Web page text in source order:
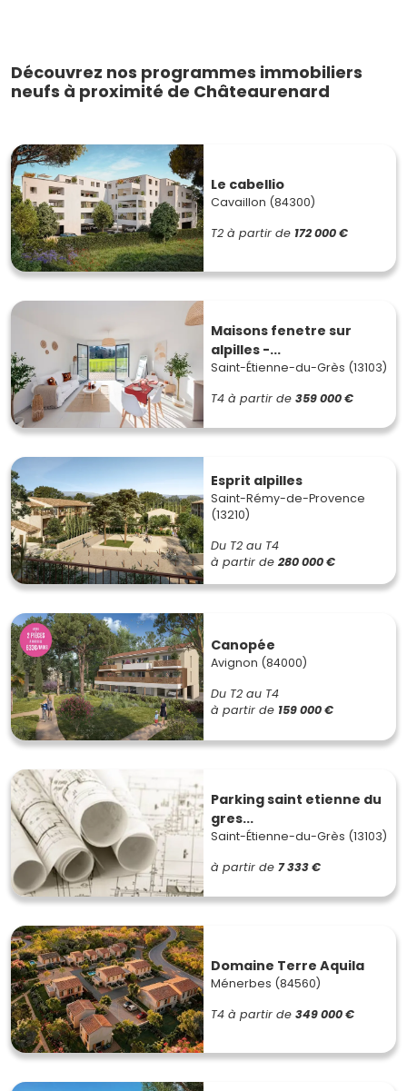
Découvrez nos programmes immobiliers
neufs à proximité de Châteaurenard
Le cabellio
Cavaillon (84300)
T2 à partir de 172 000 €
Maisons fenetre sur
alpilles -...
Saint-Étienne-du-Grès (13103)
T4 à partir de 359 000 €
Esprit alpilles
Saint-Rémy-de-Provence
(13210)
Du T2 au T4
à partir de 280 000 €
Canopée
Avignon (84000)
Du T2 au T4
à partir de 159 000 €
Parking saint etienne du
gres...
Saint-Étienne-du-Grès (13103)
à partir de 7 333 €
Domaine Terre Aquila
Ménerbes (84560)
T4 à partir de 349 000 €